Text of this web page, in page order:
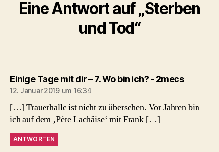
Eine Antwort auf „Sterben
und Tod“
Einige Tage mit dir – 7. Wo bin ich? - 2mecssagt:
12. Januar 2019 um 16:34
[…] Trauerhalle ist nicht zu übersehen. Vor Jahren bin
ich auf dem ‚Père Lachâise‘ mit Frank […]
ANTWORTEN